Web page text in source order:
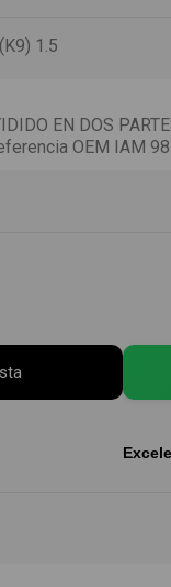
1.5
EN DOS
OEM IAM